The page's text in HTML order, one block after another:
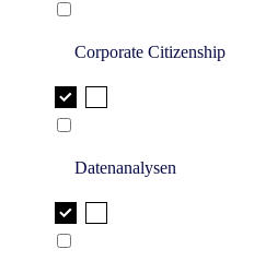
Corporate Citizenship
Datenanalysen